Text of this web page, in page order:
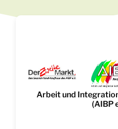
Arbeit und
(AIBP